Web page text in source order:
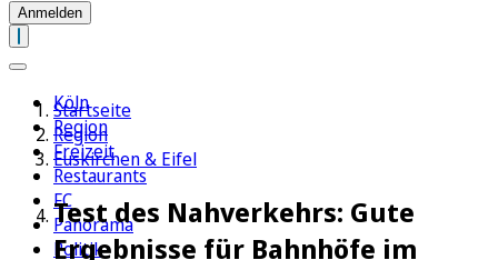
Anmelden
Köln
Region
Freizeit
Restaurants
FC
Panorama
Politik
Startseite
Region
Euskirchen & Eifel
Test des Nahverkehrs: Gute
Ergebnisse für Bahnhöfe im